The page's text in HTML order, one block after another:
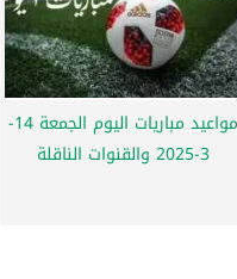
مواعيد مباريات اليوم الجمعة 14-
3-2025 والقنوات الناقلة